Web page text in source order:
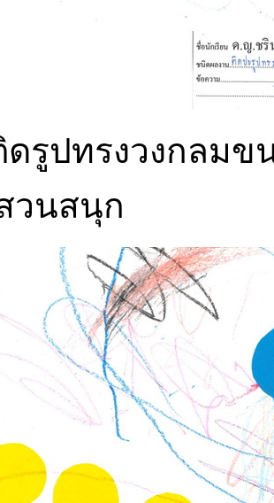
รูปทรงวงกลมข
วนสนุก